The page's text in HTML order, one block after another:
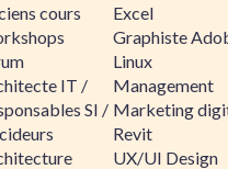
cours
IT /
SI /
Excel
Graphiste
Linux
Management
Marketing
Revit
UX/UI Design